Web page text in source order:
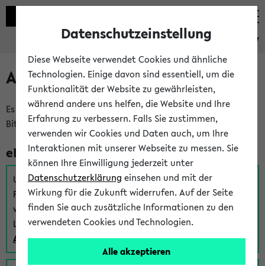
eKVV
Anmeldung am eKVV
Es gibt mehrere Möglichkeiten zur Anmeldung am eKVV.
Bitte wählen Sie die für Sie richtige aus:
eKVV für Studierende
Um sich einen Stundenplan zu erstellen und alle weiteren
Funktionen des eKVVs für Studierende zu nutzen,
verwenden Sie diesen Link zur Anmeldung über Ihr Uni
Login:
Anmeldung zum eKVV der Studierenden
Datenschutzeinstellung
Diese Webseite verwendet Cookies und ähnliche
Technologien. Einige davon sind essentiell, um die
Funktionalität der Website zu gewährleisten,
während andere uns helfen, die Website und Ihre
Erfahrung zu verbessern. Falls Sie zustimmen,
verwenden wir Cookies und Daten auch, um Ihre
Interaktionen mit unserer Webseite zu messen. Sie
können Ihre Einwilligung jederzeit unter
Datenschutzerklärung einsehen und mit der
Wirkung für die Zukunft widerrufen. Auf der Seite
finden Sie auch zusätzliche Informationen zu den
verwendeten Cookies und Technologien.
Alle akzeptieren